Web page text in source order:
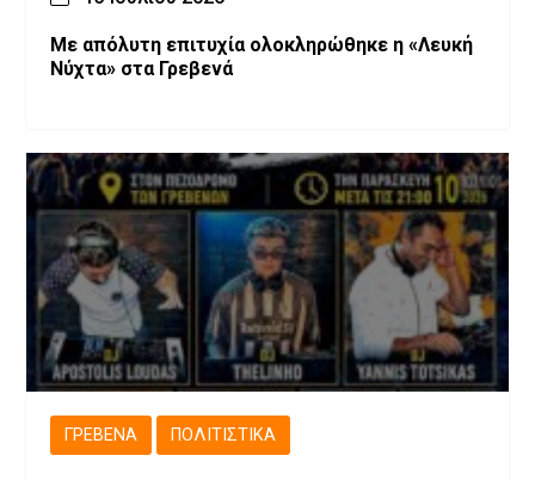
Με απόλυτη επιτυχία ολοκληρώθηκε η «Λευκή
Νύχτα» στα Γρεβενά
ΓΡΕΒΕΝΆ ΠΟΛΙΤΙΣΤΙΚΆ